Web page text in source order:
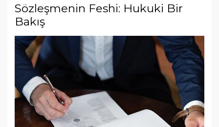
ON
Sözleşmenin Feshi: Hukuki Bir
Bakış